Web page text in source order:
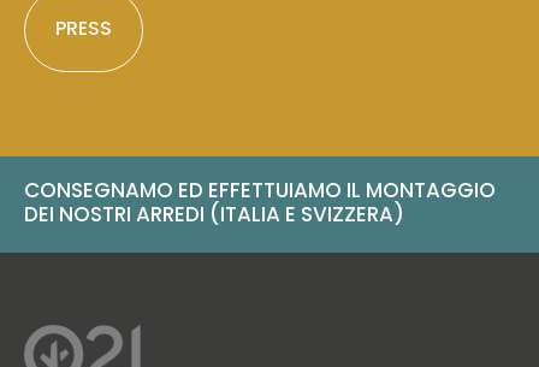
PRESS
CONSEGNAMO ED EFFETTUIAMO IL MONTAGGIO
DEI NOSTRI ARREDI (ITALIA E SVIZZERA)